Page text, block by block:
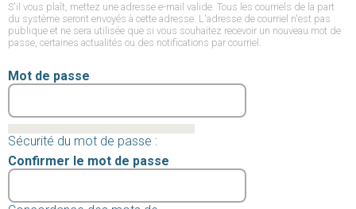
S'il vous plaît, mettez une adresse e-mail valide. Tous les courriels de la part
du système seront envoyés à cette adresse. L'adresse de courriel n'est pas
publique et ne sera utilisée que si vous souhaitez recevoir un nouveau mot de
passe, certaines actualités ou des notifications par courriel.
Mot de passe
Sécurité du mot de passe :
Confirmer le mot de passe